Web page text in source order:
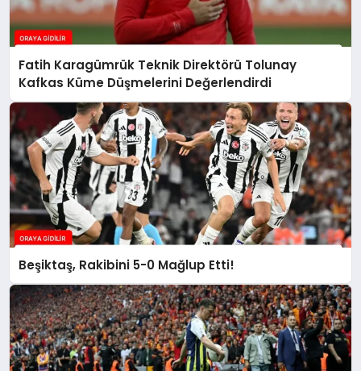
Fatih Karagümrük Teknik Direktörü Tolunay
Kafkas Küme Düşmelerini Değerlendirdi
Beşiktaş, Rakibini 5-0 Mağlup Etti!